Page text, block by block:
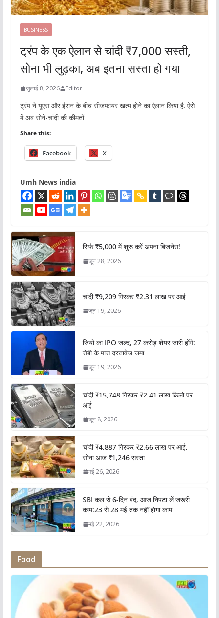
BUSINESS
ट्रंप के एक ऐलान से चांदी ₹7,000 सस्ती,
सोना भी लुढ़का, अब इतना सस्ता हो गया
जुलाई 8, 2026 Editor
ट्रंप ने यूएस और ईरान के बीच सीजफायर खत्म होने का ऐलान किया है. ऐसे
में अब सोने-चांदी की कीमतों
Share this:
Facebook X
Umh News india
सिर्फ ₹5,000 में शुरू करें अपना बिजनेस!
जून 28, 2026
चांदी ₹9,209 गिरकर ₹2.31 लाख पर आई
जून 19, 2026
जियो का IPO जल्द, 27 करोड़ शेयर जारी होंगे:
सेबी के पास दस्तावेज जमा
जून 19, 2026
चांदी ₹15,748 गिरकर ₹2.41 लाख किलो पर
आई
जून 8, 2026
चांदी ₹4,887 गिरकर ₹2.66 लाख पर आई,
सोना आज ₹1,246 सस्ता
मई 26, 2026
SBI कल से 6-दिन बंद, आज निपटा लें जरूरी
काम:23 से 28 मई तक नहीं होगा काम
मई 22, 2026
Food